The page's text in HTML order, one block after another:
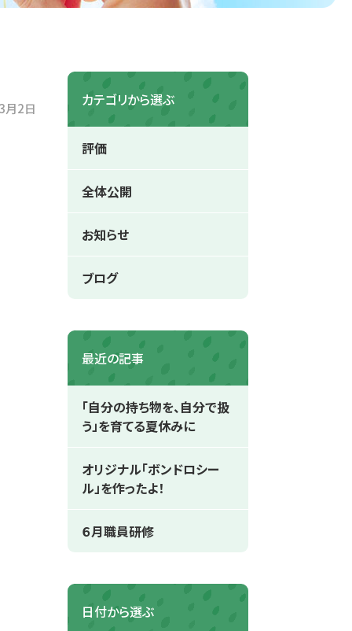
月2日
カテゴリから選ぶ
評価
全体公開
お知らせ
ブログ
最近の記事
「自分の持ち物を、自分で扱
う」を育てる夏休みに
オリジナル「ボンドロシー
ル」を作ったよ！
６月職員研修
日付から選ぶ